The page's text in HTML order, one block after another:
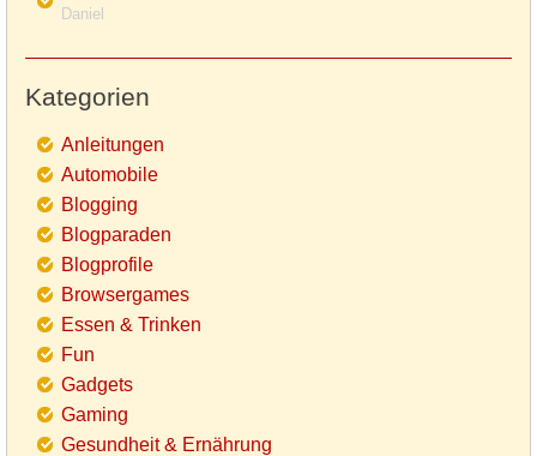
Daniel
Kategorien
Anleitungen
Automobile
Blogging
Blogparaden
Blogprofile
Browsergames
Essen & Trinken
Fun
Gadgets
Gaming
Gesundheit & Ernährung